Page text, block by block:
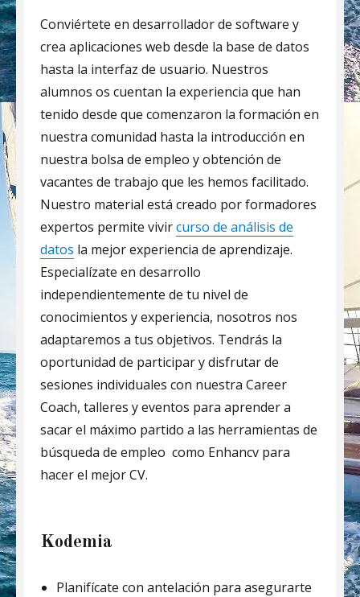
Conviértete en desarrollador de software y
crea aplicaciones web desde la base de datos
hasta la interfaz de usuario. Nuestros
alumnos os cuentan la experiencia que han
tenido desde que comenzaron la formación en
nuestra comunidad hasta la introducción en
nuestra bolsa de empleo y obtención de
vacantes de trabajo que les hemos facilitado.
Nuestro material está creado por formadores
expertos permite vivircurso de análisis de
datos la mejor experiencia de aprendizaje.
Especialízate en desarrollo
independientemente de tu nivel de
conocimientos y experiencia, nosotros nos
adaptaremos a tus objetivos. Tendrás la
oportunidad de participar y disfrutar de
sesiones individuales con nuestra Career
Coach, talleres y eventos para aprender a
sacar el máximo partido a las herramientas de
búsqueda de empleo como Enhancv para
hacer el mejor CV.
Kodemia
Planifícate con antelación para asegurarte